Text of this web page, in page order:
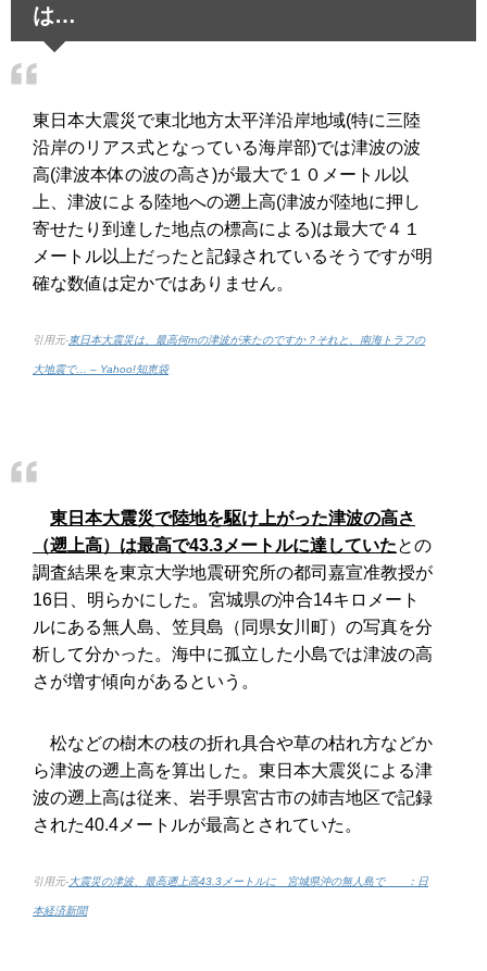
は…
東日本大震災で東北地方太平洋沿岸地域(特に三陸
沿岸のリアス式となっている海岸部)では津波の波
高(津波本体の波の高さ)が最大で１０メートル以
上、津波による陸地への遡上高(津波が陸地に押し
寄せたり到達した地点の標高による)は最大で４１
メートル以上だったと記録されているそうですが明
確な数値は定かではありません。
引用元-東日本大震災は、最高何mの津波が来たのですか？それと、南海トラフの
大地震で… – Yahoo!知恵袋
東日本大震災で陸地を駆け上がった津波の高さ
（遡上高）は最高で43.3メートルに達していたとの
調査結果を東京大学地震研究所の都司嘉宣准教授が
16日、明らかにした。宮城県の沖合14キロメート
ルにある無人島、笠貝島（同県女川町）の写真を分
析して分かった。海中に孤立した小島では津波の高
さが増す傾向があるという。
松などの樹木の枝の折れ具合や草の枯れ方などか
ら津波の遡上高を算出した。東日本大震災による津
波の遡上高は従来、岩手県宮古市の姉吉地区で記録
された40.4メートルが最高とされていた。
引用元-大震災の津波、最高遡上高43.3メートルに 宮城県沖の無人島で ：日
本経済新聞